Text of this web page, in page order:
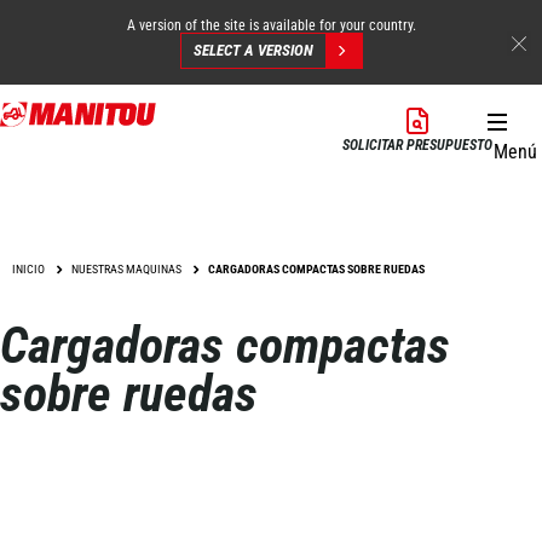
Pasar
al
A version of the site is available for your country.
SELECT A VERSION
SOLICITAR PRESUPUESTOMenú
INICIO NUESTRAS MAQUINAS CARGADORAS COMPACTAS SOBRE RUEDAS
Cargadoras compactas
sobre ruedas